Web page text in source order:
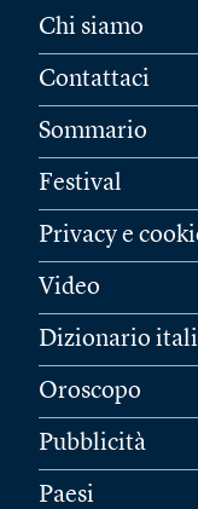
Chi siamo
Contattaci
Sommario
Festival
Privacy e
Video
Dizionario
Oroscopo
Pubblicità
Paesi